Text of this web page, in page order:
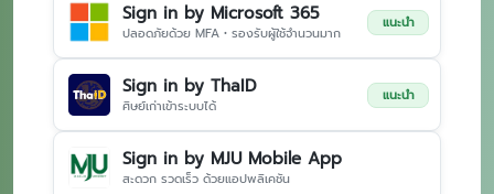
Sign in by Microsoft 365
ปลอดภัยด้วย MFA • รองรับผู้ใช้จำนวนมาก
แนะนำ
Sign in by ThaID
ศิษย์เก่าเข้าระบบได้
แนะนำ
Sign in by MJU Mobile App
สะดวก รวดเร็ว ด้วยแอปพลิเคชัน